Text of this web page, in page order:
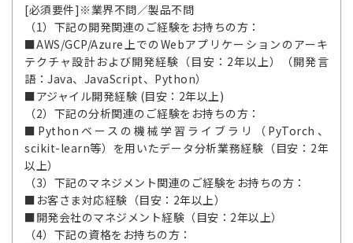
[必須要件]※業界不問／製品不問
（1）下記の開発関連のご経験をお持ちの方：
■AWS/GCP/Azure上でのWebアプリケーションのアーキ
テクチャ設計および開発経験（目安：2年以上）（開発言
語：Java、JavaScript、Python）
■アジャイル開発経験 (目安：2年以上)
（2）下記の分析関連のご経験をお持ちの方：
■Pythonベースの機械学習ライブラリ（PyTorch、
scikit-learn等）を用いたデータ分析業務経験（目安：2年
以上）
（3）下記のマネジメント関連のご経験をお持ちの方：
■お客さま対応経験（目安：2年以上）
■開発会社のマネジメント経験（目安：2年以上）
（4）下記の資格をお持ちの方：